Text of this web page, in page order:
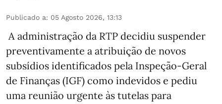
Publicado a: 05 Agosto 2026, 13:13
A administração da RTP decidiu suspender
preventivamente a atribuição de novos
subsídios identificados pela Inspeção-Geral
de Finanças (IGF) como indevidos e pediu
uma reunião urgente às tutelas para